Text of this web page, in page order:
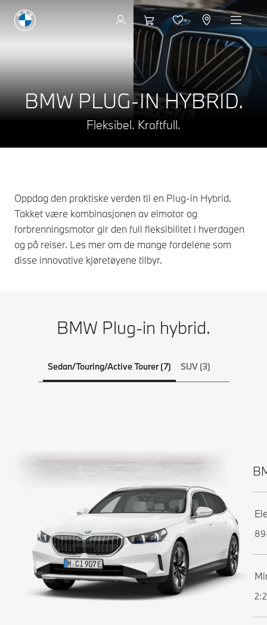
BMW PLUG-IN HYBRID.
Fleksibel. Kraftfull.
Avtal prøvekjøring
Oppdag den praktiske verden til en Plug-in Hybrid.
Takket være kombinasjonen av elmotor og
forbrenningsmotor gir den full fleksibilitet i hverdagen
og på reiser. Les mer om de mange fordelene som
disse innovative kjøretøyene tilbyr.
BMW Plug-in hybrid.
Sedan/Touring/Active Tourer (7) SUV (3)